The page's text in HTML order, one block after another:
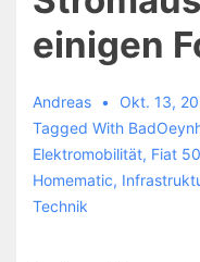
einigen
Andreas Okt. 13,
Tagged With
Elektromobilität, Fiat
Homematic,
Technik